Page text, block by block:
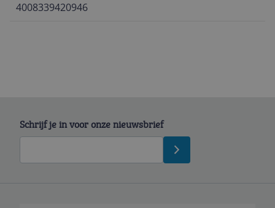
4008339420946
Schrijf je in voor onze nieuwsbrief